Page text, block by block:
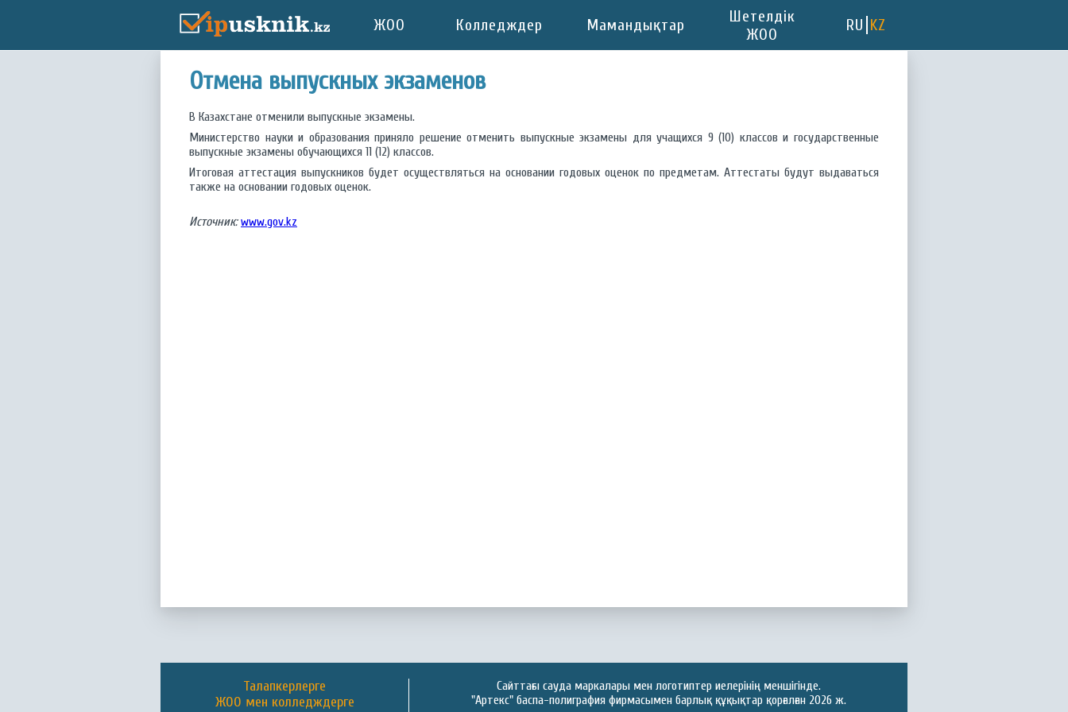
ЖОО Колледждер Мамандықтар
Шетелдік
ЖОО
RU KZ
Отмена выпускных экзаменов
В Казахстане отменили выпускные экзамены.
Министерство науки и образования приняло решение отменить выпускные экзамены для учащихся 9 (10) классов и государственные
выпускные экзамены обучающихся 11 (12) классов.
Итоговая аттестация выпускников будет осуществляться на основании годовых оценок по предметам. Аттестаты будут выдаваться
также на основании годовых оценок.
Источник:www.gov.kz
Талапкерлерге
ЖОО мен колледждерге
Сайттағы сауда маркалары мен логотиптер иелерінің меншігінде.
"Артекс" баспа-полиграфия фирмасымен барлық құқықтар қорғалған 2026 ж.